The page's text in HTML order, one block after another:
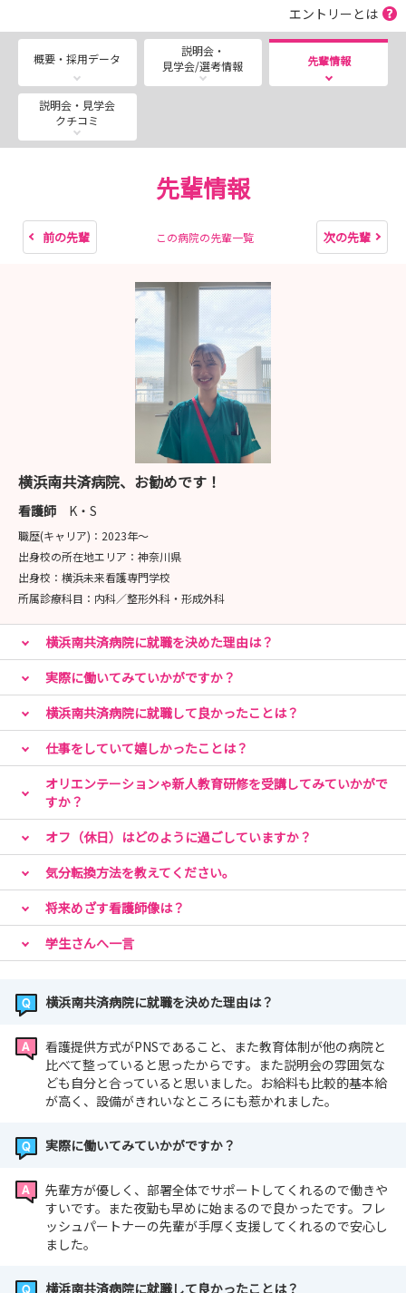
☆2027年卒向け採用試験は応募者多数にて終了いたしま
した。
沢山の方にご応募いただき、誠にありがとうございまし
た！
エントリーとは
概要・採用データ
説明会・
見学会/選考情報
先輩情報
説明会・見学会
クチコミ
先輩情報
前の先輩 この病院の先輩一覧 次の先輩
横浜南共済病院、お勧めです！
看護師 K・S
職歴(キャリア)： 2023年〜
出身校の所在地エリア： 神奈川県
出身校： 横浜未来看護専門学校
所属診療科目： 内科／整形外科・形成外科
横浜南共済病院に就職を決めた理由は？
実際に働いてみていかがですか？
横浜南共済病院に就職して良かったことは？
仕事をしていて嬉しかったことは？
オリエンテーションゃ新人教育研修を受講してみていかがで
すか？
オフ（休日）はどのように過ごしていますか？
気分転換方法を教えてください。
将来めざす看護師像は？
学生さんへ一言
横浜南共済病院に就職を決めた理由は？
看護提供方式がPNSであること、また教育体制が他の病院と
比べて整っていると思ったからです。また説明会の雰囲気な
ども自分と合っていると思いました。お給料も比較的基本給
が高く、設備がきれいなところにも惹かれました。
実際に働いてみていかがですか？
先輩方が優しく、部署全体でサポートしてくれるので働きや
すいです。また夜勤も早めに始まるので良かったです。フレ
ッシュパートナーの先輩が手厚く支援してくれるので安心し
ました。
横浜南共済病院に就職して良かったことは？